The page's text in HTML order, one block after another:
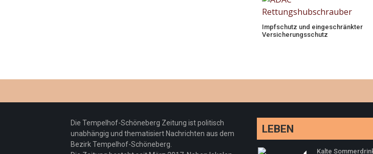
Impfschutz und eingeschränkter
Versicherungsschutz
Die Tempelhof-Schöneberg Zeitung ist politisch
unabhängig und thematisiert Nachrichten aus dem
Bezirk Tempelhof-Schöneberg.
LEBEN
Kalte